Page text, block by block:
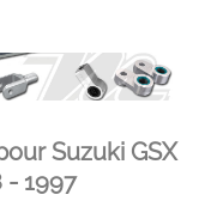
Suzuki GSX
- 1997